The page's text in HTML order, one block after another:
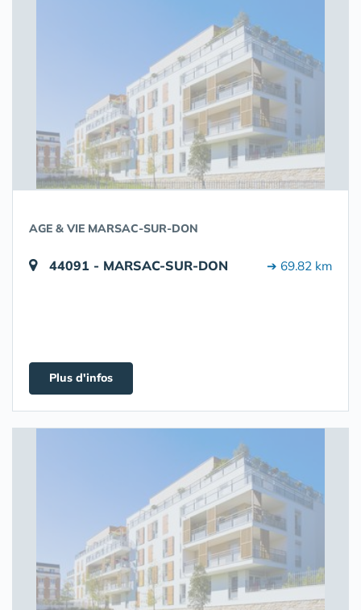
AGE & VIE MARSAC-SUR-DON
44091 - MARSAC-SUR-DON ➔ 69.82 km
Plus d'infos